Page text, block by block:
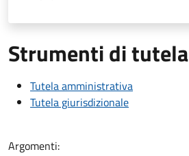
Strumenti di tutela
Tutela amministrativa
Tutela giurisdizionale
Argomenti: